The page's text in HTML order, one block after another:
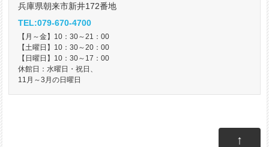
兵庫県朝来市新井172番地
TEL:079-670-4700
【月～金】10：30～21：00
【土曜日】10：30～20：00
【日曜日】10：30～17：00
休館日：水曜日・祝日、
11月～3月の日曜日
↑